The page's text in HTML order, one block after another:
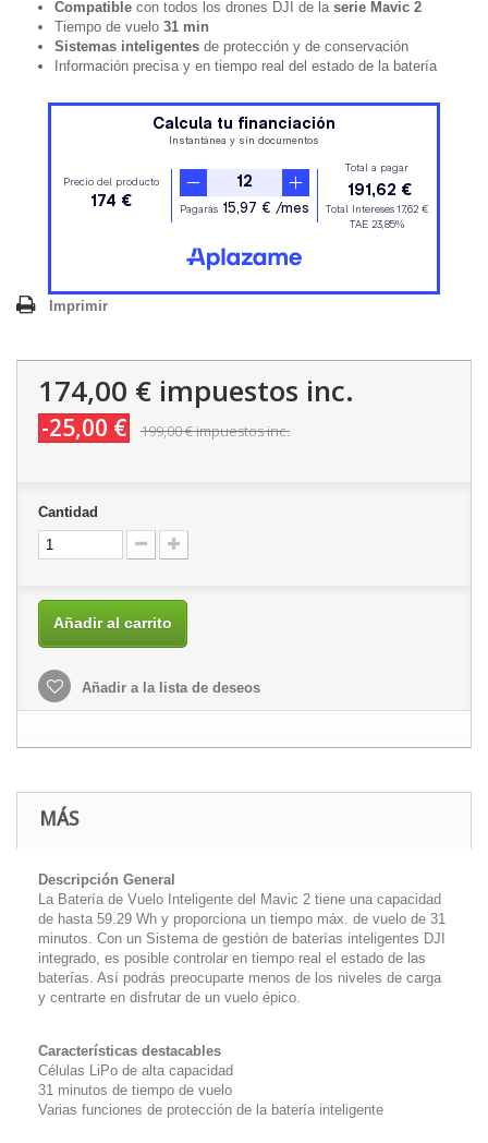
Compatible con todos los drones DJI de la serie Mavic 2
Tiempo de vuelo 31 min
Sistemas inteligentes de protección y de conservación
Información precisa y en tiempo real del estado de la batería
Imprimir
174,00 € impuestos inc.
-25,00 € 199,00 €impuestos inc.
Cantidad
Añadir al carrito
Añadir a la lista de deseos
MÁS
Descripción General
La Batería de Vuelo Inteligente del Mavic 2 tiene una capacidad
de hasta 59.29 Wh y proporciona un tiempo máx. de vuelo de 31
minutos. Con un Sistema de gestión de baterías inteligentes DJI
integrado, es posible controlar en tiempo real el estado de las
baterías. Así podrás preocuparte menos de los niveles de carga
y centrarte en disfrutar de un vuelo épico.
Características destacables
Células LiPo de alta capacidad
31 minutos de tiempo de vuelo
Varias funciones de protección de la batería inteligente